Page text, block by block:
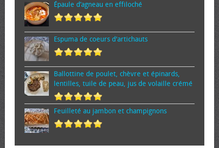
Épaule d’agneau en effiloché
Espuma de cœurs d'artichauts
Ballottine de poulet, chèvre et épinards,
lentilles, tuile de peau, jus de volaille crémé
Feuilleté au jambon et champignons